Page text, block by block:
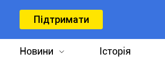
Підтримати
Новини Історія